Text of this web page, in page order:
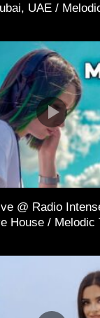
UAE /
@ Radio
House / Melodic